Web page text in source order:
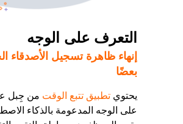
التعرف على الوجه
إنهاء ظاهرة تسجيل الأصدقاء
بعضًا
يحتوي تطبيق تتبع الوقت من جِبل
على الوجه المدعومة بالذكاء